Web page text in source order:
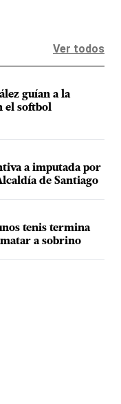
Ver todos
guían a la
el softbol
a imputada por
de Santiago
tenis termina
a sobrino